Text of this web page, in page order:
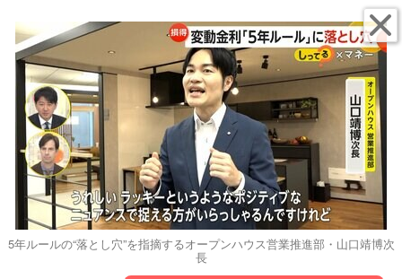
5年ルールの“落とし穴”を指摘するオープンハウス営業推進部・山口靖博次
長